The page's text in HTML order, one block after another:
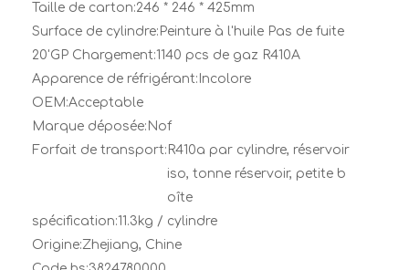
Taille de carton:246 * 246 * 425mm
Surface de cylindre: Peinture à l'huile Pas de fuite
20'GP Chargement:1140 pcs de gaz R410A
Apparence de réfrigérant: Incolore
OEM:Acceptable
Marque déposée: Nof
Forfait de transport: R410a par cylindre, réservoir
iso, tonne réservoir, petite b
oîte
spécification:11.3kg / cylindre
Origine:Zhejiang, Chine